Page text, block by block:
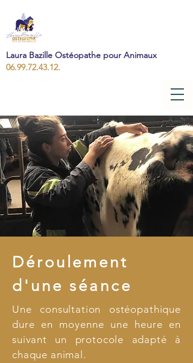
Laura Bazille Ostéopathe pour Animaux
06.99.72.43.12.
Déroulement
d'une séance
Une consultation ostéopathique
dure en moyenne une heure en
suivant un protocole adapté à
chaque animal.